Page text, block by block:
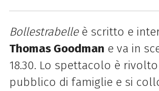
Bollestrabelleè scritto e
Thomas Goodman e va in
18.30. Lo spettacolo è
pubblico di famiglie e si